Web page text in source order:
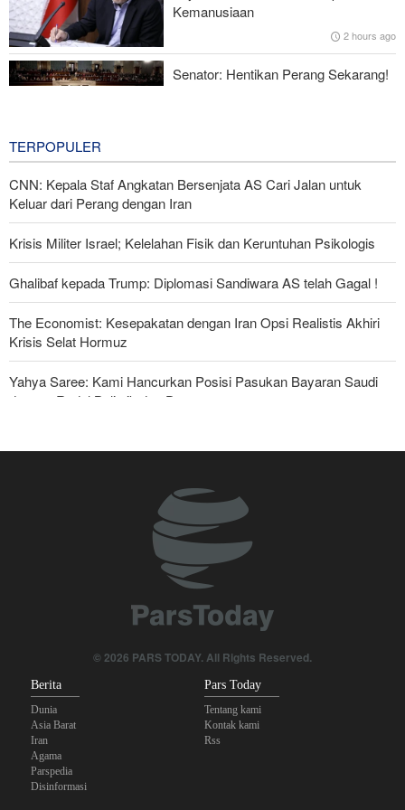
CNN: Kepala Staf Angkatan Bersenjata AS Cari Jalan untuk
Keluar dari Perang dengan Iran
Kemanusiaan
2 hours ago
Senator: Hentikan Perang Sekarang!
TERPOPULER
CNN: Kepala Staf Angkatan Bersenjata AS Cari Jalan untuk
Keluar dari Perang dengan Iran
Krisis Militer Israel; Kelelahan Fisik dan Keruntuhan Psikologis
Ghalibaf kepada Trump: Diplomasi Sandiwara AS telah Gagal !
The Economist: Kesepakatan dengan Iran Opsi Realistis Akhiri
Krisis Selat Hormuz
Yahya Saree: Kami Hancurkan Posisi Pasukan Bayaran Saudi
dengan Rudal Balistik dan Drone
Foreign Affairs: AS Harus Tinggalkan Asia Barat
Mengapa Lobi Zionis di Amerika Tidak Lagi Seefektif Dulu?
Anggota Kongres AS Khawatirkan Dampak Menipisnya Rudal
Sanders: Trump Berbahaya Seret AS dalam Perang yang
Menghancurkan© 2026 PARS TODAY. All Rights Reserved.
Berita
Dunia
Asia Barat
Iran
Agama
Parspedia
Disinformasi
Pars Today
Tentang kami
Kontak kami
Rss